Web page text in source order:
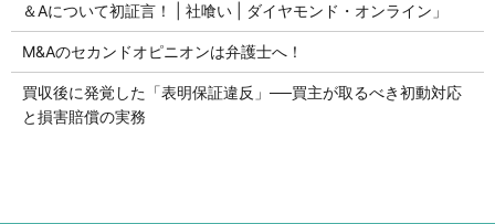
＆Aについて初証言！ | 社喰い | ダイヤモンド・オンライン」
M&Aのセカンドオピニオンは弁護士へ！
買収後に発覚した「表明保証違反」──買主が取るべき初動対応
と損害賠償の実務